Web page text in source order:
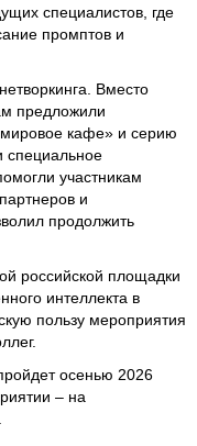
специалистов, где
промптов и
Вместо
предложили
кафе» и серию
специальное
участникам
и
продолжить
российской площадки
интеллекта в
пользу мероприятия
осенью 2026
– на